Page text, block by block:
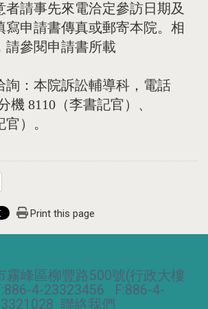
事先來電洽定參訪日期及
寫申請書傳真或郵寄本院。相
請參閱申請書所載
：本院訴訟輔導科，電話
機 8110（李書記官）、
）。
Print this page
霧峰區柳豐路500號(行政大樓
4-23323456 F:886-4-
聯絡我們